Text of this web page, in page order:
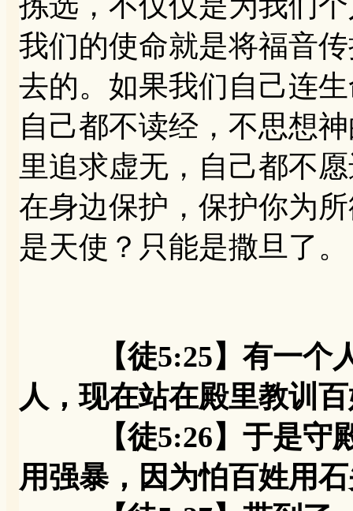
我们的使命就是将福音
去的。如果我们自己连
自己都不读经，不思想
里追求虚无，自己都不
在身边保护，保护你为
是天使？只能是撒旦了。
【徒5:25】有一个
人，现在站在殿里教训
【徒5:26】于是守殿
用强暴，因为怕百姓用